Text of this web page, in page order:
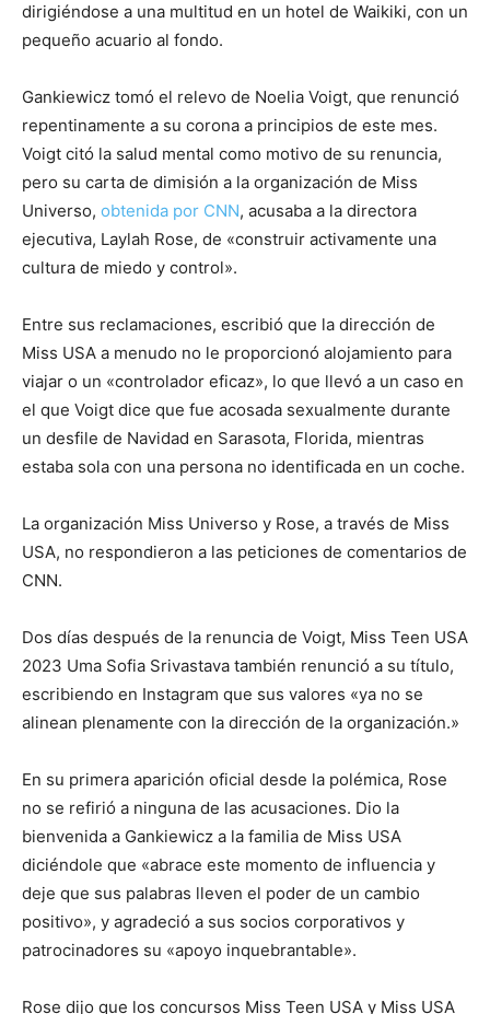
dirigiéndose a una multitud en un hotel de Waikiki, con un
pequeño acuario al fondo.
Gankiewicz tomó el relevo de Noelia Voigt, que renunció
repentinamente a su corona a principios de este mes.
Voigt citó la salud mental como motivo de su renuncia,
pero su carta de dimisión a la organización de Miss
Universo, obtenida por CNN, acusaba a la directora
ejecutiva, Laylah Rose, de «construir activamente una
cultura de miedo y control».
Entre sus reclamaciones, escribió que la dirección de
Miss USA a menudo no le proporcionó alojamiento para
viajar o un «controlador eficaz», lo que llevó a un caso en
el que Voigt dice que fue acosada sexualmente durante
un desfile de Navidad en Sarasota, Florida, mientras
estaba sola con una persona no identificada en un coche.
La organización Miss Universo y Rose, a través de Miss
USA, no respondieron a las peticiones de comentarios de
CNN.
Dos días después de la renuncia de Voigt, Miss Teen USA
2023 Uma Sofia Srivastava también renunció a su título,
escribiendo en Instagram que sus valores «ya no se
alinean plenamente con la dirección de la organización.»
En su primera aparición oficial desde la polémica, Rose
no se refirió a ninguna de las acusaciones. Dio la
bienvenida a Gankiewicz a la familia de Miss USA
diciéndole que «abrace este momento de influencia y
deje que sus palabras lleven el poder de un cambio
positivo», y agradeció a sus socios corporativos y
patrocinadores su «apoyo inquebrantable».
Rose dijo que los concursos Miss Teen USA y Miss USA